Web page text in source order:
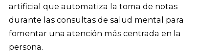
artificial que automatiza la toma de notas
durante las consultas de salud mental para
fomentar una atención más centrada en la
persona.